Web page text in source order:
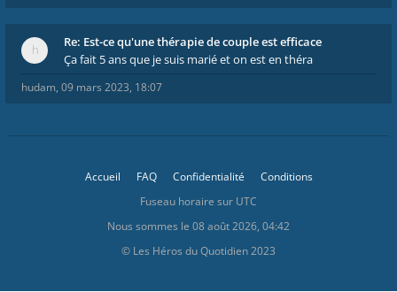
Re: Est-ce qu'une thérapie de couple est efficace
Ça fait 5 ans que je suis marié et on est en théra
hudam, 09 mars 2023, 18:07
Accueil FAQ Confidentialité
Conditions
Fuseau horaire sur UTC
Nous sommes le 08 août 2026, 04:42
© Les Héros du Quotidien 2023